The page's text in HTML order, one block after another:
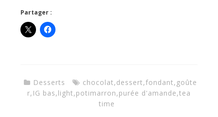
Partager :
Desserts chocolat,dessert,fondant, goûte
r, IG bas,light,potimarron,purée d'amande,tea
time